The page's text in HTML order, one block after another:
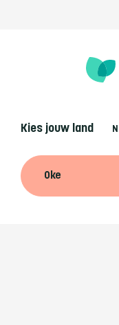
Kies jouw land
Oke